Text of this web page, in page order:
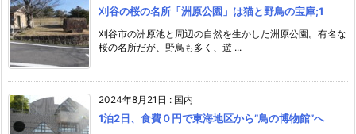
刈谷の桜の名所「洲原公園」は猫と野鳥の宝庫;1
刈谷市の洲原池と周辺の自然を生かした洲原公園。有名な
桜の名所だが、野鳥も多く、遊 ...
2024年8月21日 : 国内
1泊2日、食費０円で東海地区から”鳥の博物館”へ